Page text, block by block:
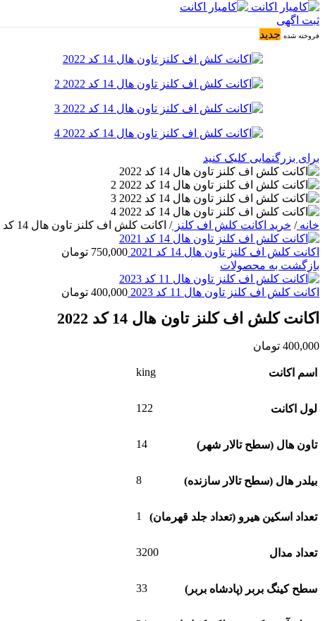
ثبت اگهی
فروخته شده جدید
برای بزرگنمایی کلیک کنید
خانه/ خرید اکانت کلش اف کلنز/ اکانت کلش اف کلنز تاون هال 14 کد 2022
اکانت کلش اف کلنز تاون هال 14 کد 2021 750,000 تومان
بازگشت به محصولات
اکانت کلش اف کلنز تاون هال 11 کد 2023 400,000 تومان
اکانت کلش اف کلنز تاون هال 14 کد 2022
400,000 تومان
اسم اکانت king
لول اکانت 122
تاون هال (سطح تالار شهر) 14
بیلدر هال (سطح تالار سازنده) 8
تعداد اسکین هیرو (تعداد جلد قهرمان) 1
تعداد مدال 3200
سطح کینگ بربر (پادشاه بربر) 33